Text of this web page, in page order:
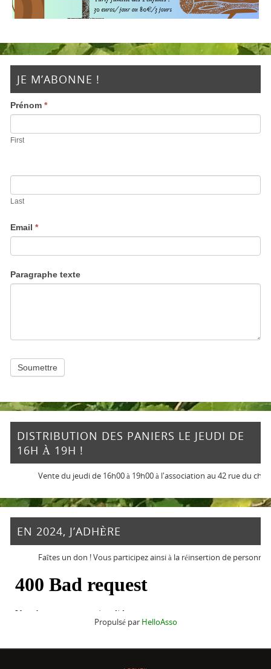
JE M’ABONNE !
Prénom*
First
Last
Email*
Paragraphe texte
Soumettre
DISTRIBUTION DES PANIERS LE JEUDI DE
16H À 19H !
Vente du jeudi de 16h00 à 19h00 à l'association au 42 rue du
EN 2024, J’ADHÈRE
Faîtes un don ! Vous participez ainsi à la réinsertion de personnes
Propulsé par HelloAsso